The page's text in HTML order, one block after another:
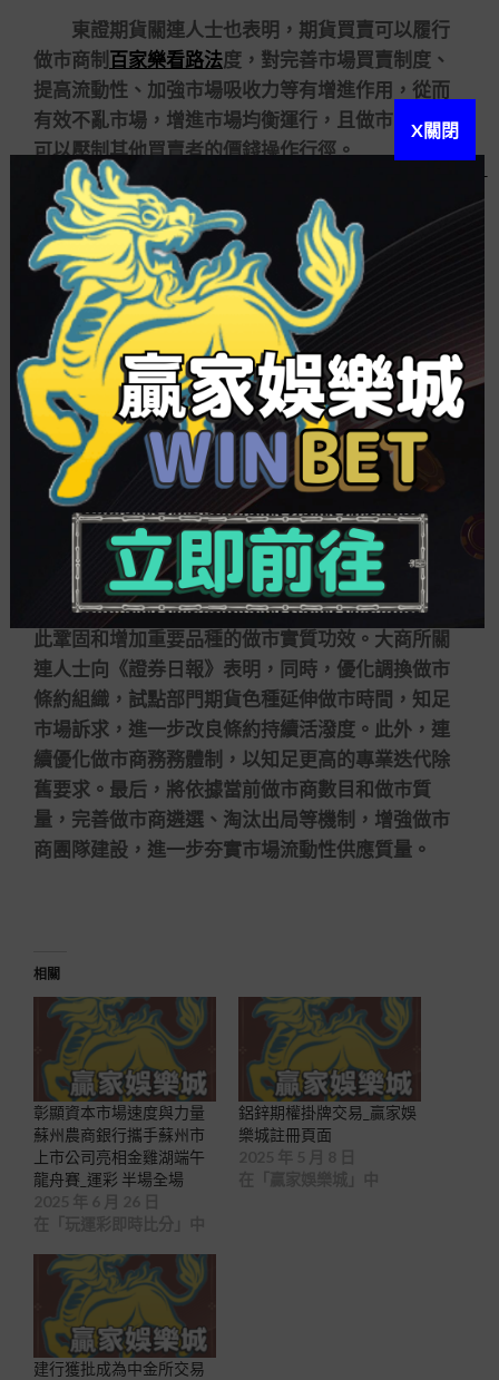
東證期貨關連人士也表明，期貨買賣可以履行
做市商制 百家樂看路法度，對完善市場買賣制度、
提高流動性、加強市場吸收力等有增進作用，從而
有效不亂市場，增進市場均衡運行，且做市商制度
可以壓制其他買賣者的價錢操作行徑。
比年來，各期貨買賣所已陸續實施做市商制
度，以大商所為例，目前該所做市商務務制度包含
買賣、交割、清算、風控、市場推銷等全流程的一
攬子任務計劃，百家樂工作交融品種特色和市場變
動進行一品一策、因品施策。一方面，買賣所形成
以連續報價為核心、做市條約至少蓋住前六行條約
的做市機制，繼續夯實流動性供應質量，并創設報
價責任彈性調換機制，科學論證報價計劃；另一方
面，買賣所對做市計劃進行不同化、精細化控制，
以安適差異品種、差異市場場合需求。
本年將從幾方面繼續推動做市商務務，比如繼
續對豆粕、鐵礦石等重要期貨期權做市品種進行做
市，固定期限訂定具體做市條約參數，動態考核條
約持續活潑功效，依據市場場合進行及時調換，以
此鞏固和增加重要品種的做市實質功效。大商所關
連人士向《證券日報》表明，同時，優化調換做市
條約組織，試點部門期貨色種延伸做市時間，知足
市場訴求，進一步改良條約持續活潑度。此外，連
續優化做市商務務體制，以知足更高的專業迭代除
舊要求。最后，將依據當前做市商數目和做市質
量，完善做市商遴選、淘汰出局等機制，增強做市
商團隊建設，進一步夯實市場流動性供應質量。
相關
彰顯資本市場速度與力量
蘇州農商銀行攜手蘇州市
上市公司亮相金雞湖端午
龍舟賽_運彩 半場全場
鋁鋅期權掛牌交易_贏家娛
樂城註冊頁面
建行獲批成為中金所交易
X關閉